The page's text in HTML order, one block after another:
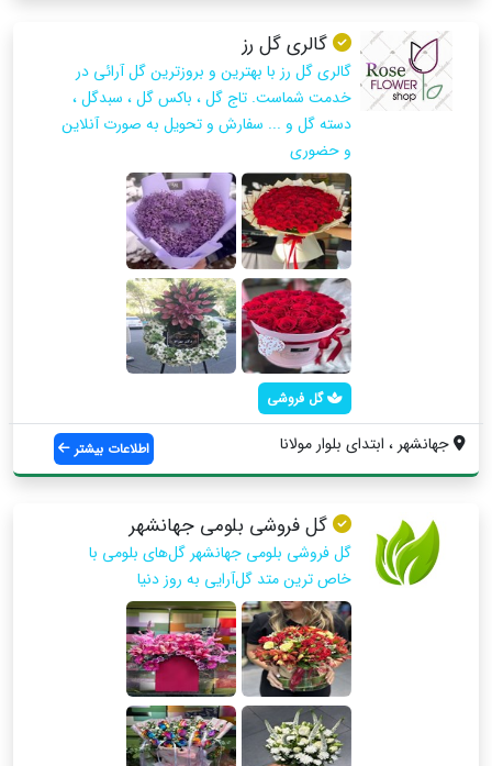
گالری گل رز
گالری گل رز با بهترین و بروزترین گل آرائی در
خدمت شماست. تاج گل ، باکس گل ، سبدگل ،
دسته گل و ... سفارش و تحویل به صورت آنلاین
و حضوری
گل فروشی
جهانشهر ، ابتدای بلوار مولانا اطلاعات بیشتر
گل فروشی بلومی جهانشهر
گل فروشی بلومی جهانشهر گل‌های بلومی با
خاص ترین متد گل‌آرایی به روز دنیا